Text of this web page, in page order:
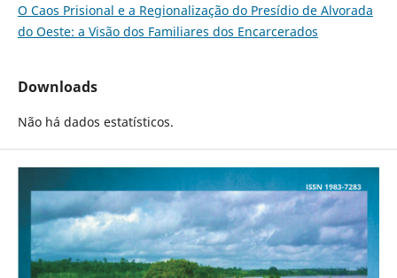
O Caos Prisional e a Regionalização do Presídio de Alvorada
do Oeste: a Visão dos Familiares dos Encarcerados
Downloads
Não há dados estatísticos.